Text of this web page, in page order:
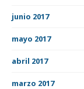
junio 2017
mayo 2017
abril 2017
marzo 2017